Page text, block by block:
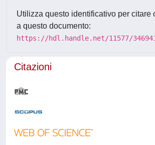
Utilizza questo identificativo per citare
a questo documento:
https://hdl.handle.net/11577/
Citazioni